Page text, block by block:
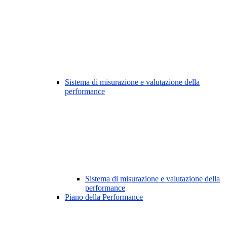
Sistema di misurazione e valutazione della
performance
Sistema di misurazione e valutazione della
performance
Piano della Performance